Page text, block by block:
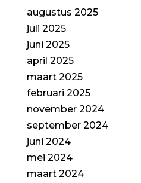
augustus 2025
juli 2025
juni 2025
april 2025
maart 2025
februari 2025
november 2024
september 2024
juni 2024
mei 2024
maart 2024